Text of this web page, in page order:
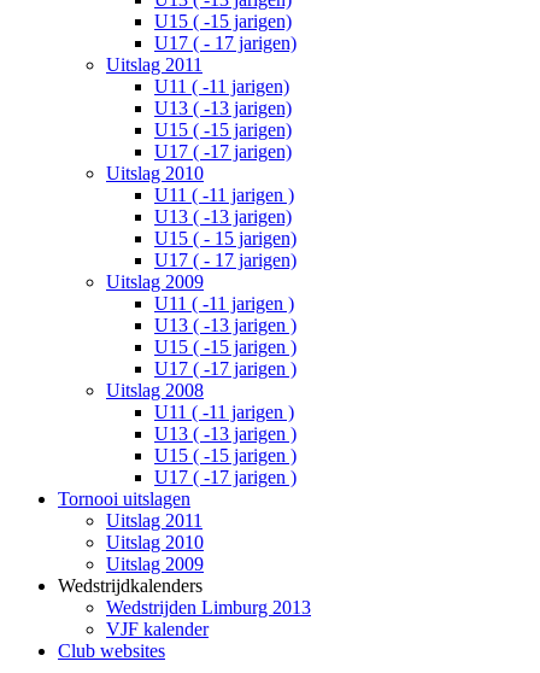
U15 ( -15 jarigen)
U17 ( - 17 jarigen)
Uitslag 2011
U11 ( -11 jarigen)
U13 ( -13 jarigen)
U15 ( -15 jarigen)
U17 ( -17 jarigen)
Uitslag 2010
U11 ( -11 jarigen )
U13 ( -13 jarigen)
U15 ( - 15 jarigen)
U17 ( - 17 jarigen)
Uitslag 2009
U11 ( -11 jarigen )
U13 ( -13 jarigen )
U15 ( -15 jarigen )
U17 ( -17 jarigen )
Uitslag 2008
U11 ( -11 jarigen )
U13 ( -13 jarigen )
U15 ( -15 jarigen )
U17 ( -17 jarigen )
Tornooi uitslagen
Uitslag 2011
Uitslag 2010
Uitslag 2009
Wedstrijdkalenders
Wedstrijden Limburg 2013
VJF kalender
Club websites